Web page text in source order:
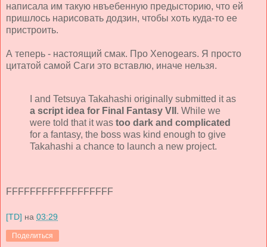
написала им такую нвъебенную предысторию, что ей
пришлось нарисовать додзин, чтобы хоть куда-то ее
пристроить.
А теперь - настоящий смак. Про Xenogears. Я просто
цитатой самой Саги это вставлю, иначе нельзя.
I and Tetsuya Takahashi originally submitted it as
a script idea for Final Fantasy VII . While we
were told that it was too dark and complicated
for a fantasy, the boss was kind enough to give
Takahashi a chance to launch a new project.
FFFFFFFFFFFFFFFFFF
[TD] на 03:29
Поделиться